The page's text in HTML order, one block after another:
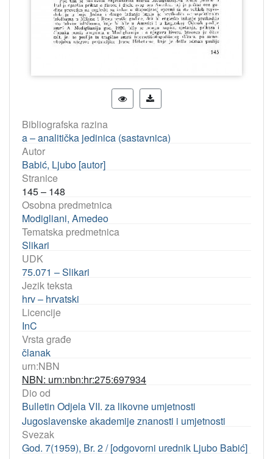
Bibliografska razina
a – analitička jedinica (sastavnica)
Autor
Babić, Ljubo [autor]
Stranice
145 – 148
Osobna predmetnica
Modigliani, Amedeo
Tematska predmetnica
Slikari
UDK
75.071 – Slikari
Jezik teksta
hrv – hrvatski
Licencije
InC
Vrsta građe
članak
urn:NBN
NBN: urn:nbn:hr:275:697934
Dio od
Bulletin Odjela VII. za likovne umjetnosti
Jugoslavenske akademije znanosti i umjetnosti
Svezak
God. 7(1959), Br. 2 / [odgovorni urednik Ljubo Babić]